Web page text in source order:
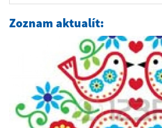
Zoznam aktualít: